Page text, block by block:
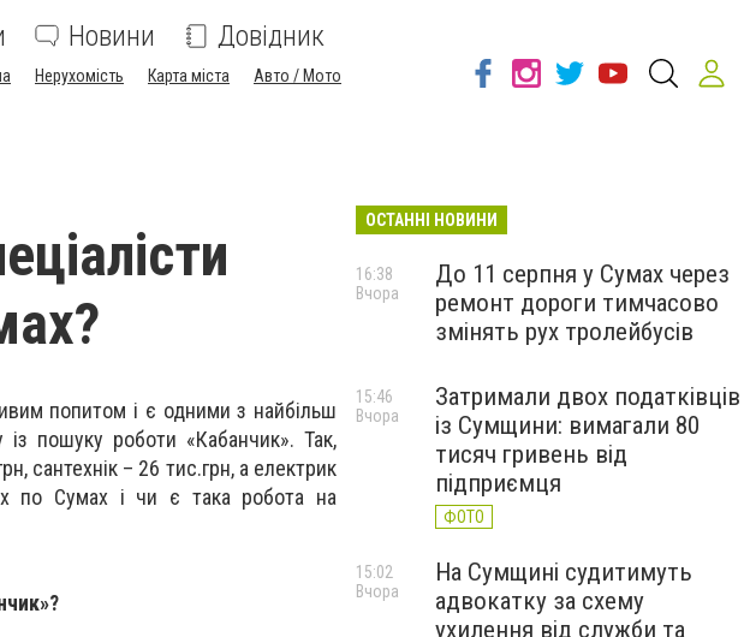
Новини Довідник
Нерухомість Карта міста
Авто / Мото
попитом і є одними з найбільш
із пошуку роботи «Кабанчик». Так,
сантехнік – 26 тис.грн, а електрик
по Сумах і чи є така робота на
ОСТАННІ НОВИНИ
До 11 серпня у Сумах через
ремонт дороги тимчасово
змінять рух тролейбусів
16:38
Вчора
Затримали двох податківців
із Сумщини: вимагали 80
тисяч гривень від
підприємця
ФОТО
15:46
Вчора
На Сумщині судитимуть
адвокатку за схему
ухилення від служби та
15:02
Вчора